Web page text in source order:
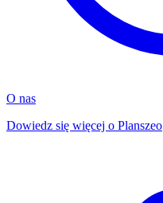
O nas
Dowiedz się więcej o Planszeo